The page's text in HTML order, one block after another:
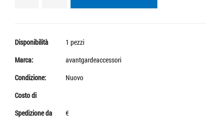
Disponibilità
1 pezzi
Marca:
avantgardeaccessori
Condizione:
Nuovo
Costo di
Spedizione da
€